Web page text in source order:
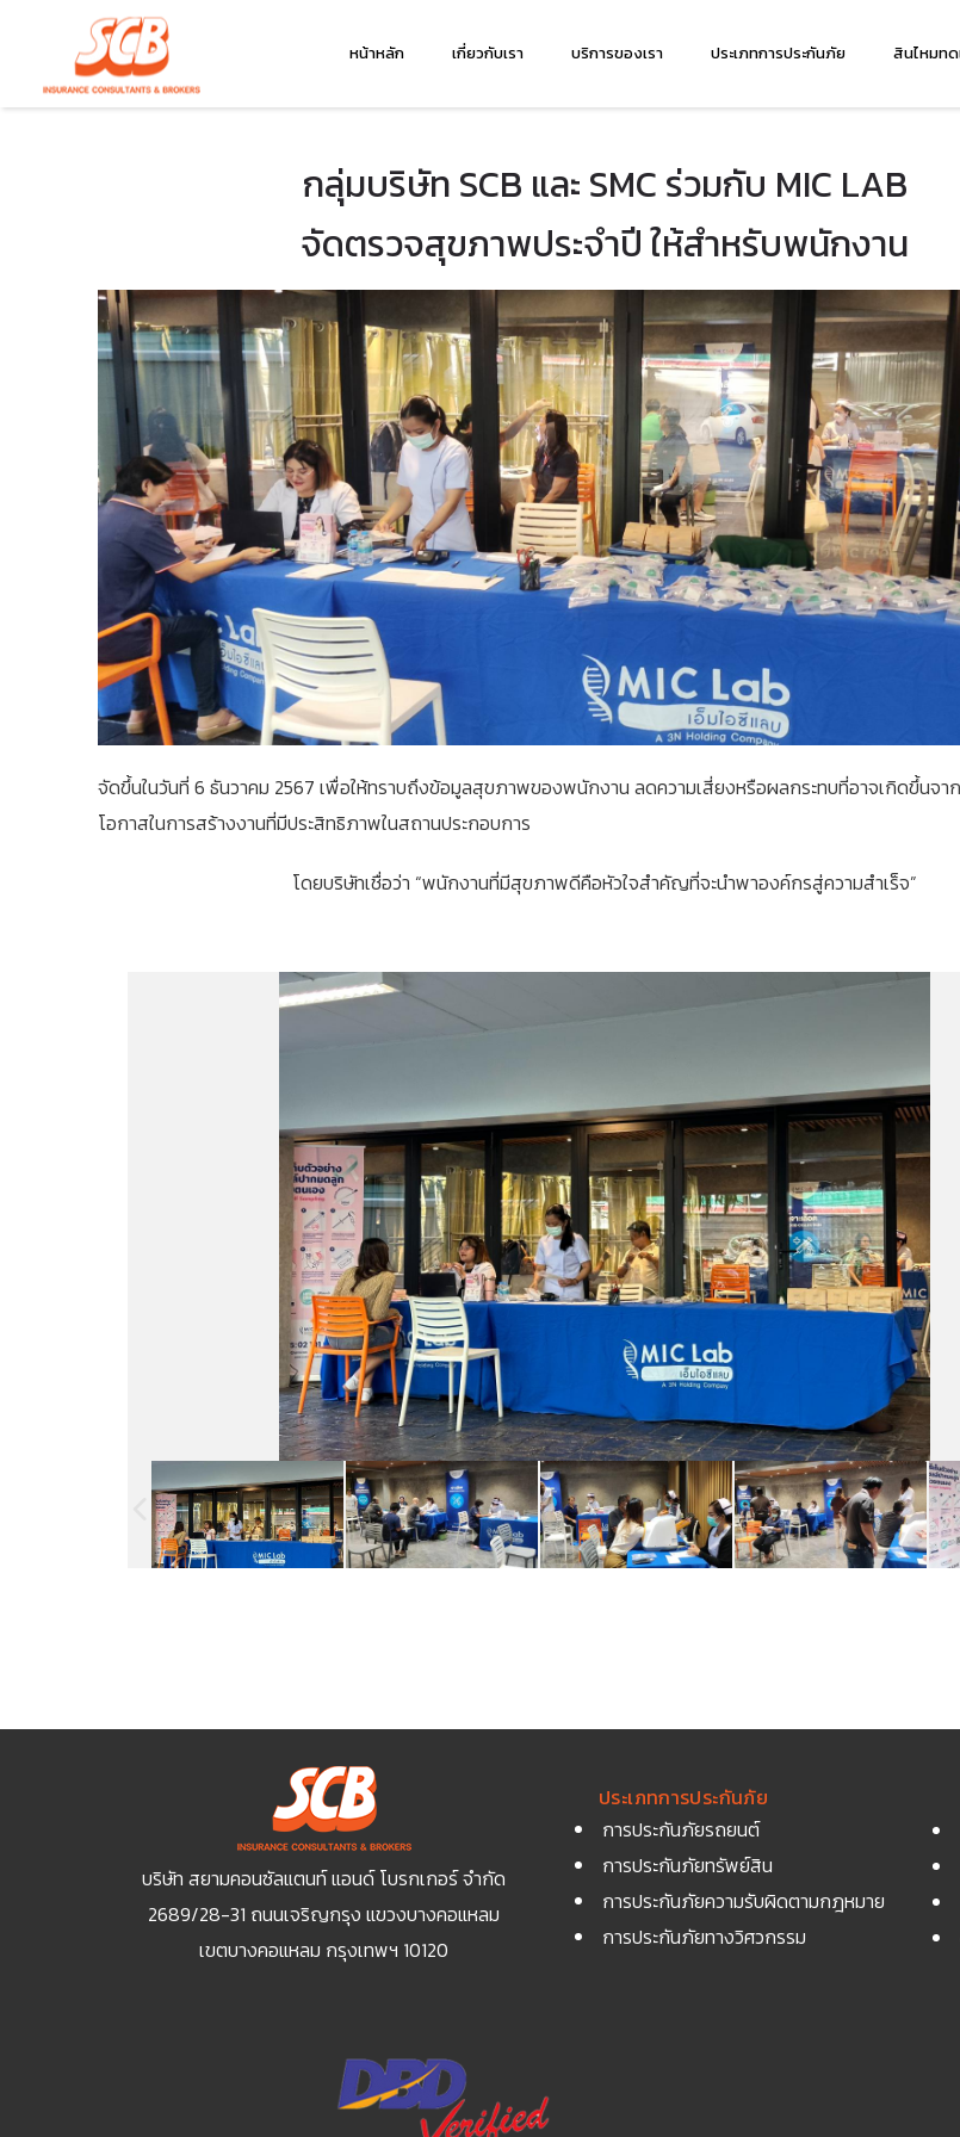
หน้าหลัก เกี่ยวกับเรา บริการของเรา ประเภทการประกันภัย สินไหมท
กลุ่มบริษัท SCB และ SMC ร่วมกับ MIC LAB
จัดตรวจสุขภาพประจำปี ให้สำหรับพนักงาน
จัดขึ้นในวันที่ 6 ธันวาคม 2567 เพื่อให้ทราบถึงข้อมูลสุขภาพของพนักงาน ลดความเสี่ยงหรือผลกระทบที่อาจเกิดขึ้นจา
โอกาสในการสร้างงานที่มีประสิทธิภาพในสถานประกอบการ
โดยบริษัทเชื่อว่า “พนักงานที่มีสุขภาพดีคือหัวใจสําคัญที่จะนําพาองค์กรสู่ความสําเร็จ”
บริษัท สยามคอนซัลแตนท์ แอนด์ โบรกเกอร์ จำกัด
2689/28-31 ถนนเจริญกรุง แขวงบางคอแหลม
เขตบางคอแหลม กรุงเทพฯ 10120
ประเภทการประกันภัย
การประกันภัยรถยนต์
การประกันภัยทรัพย์สิน
การประกันภัยความรับผิดตามกฎหมาย
การประกันภัยทางวิศวกรรม